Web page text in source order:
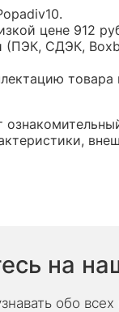
цене 912
СДЭК,
на
обо